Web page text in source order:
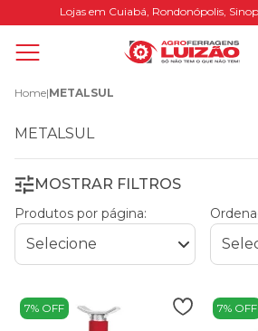
Lojas em Cuiabá, Rondonópolis,
Home|METALSUL
METALSUL
MOSTRAR FILTROS
Produtos por página:
7% OFF 7% OFF